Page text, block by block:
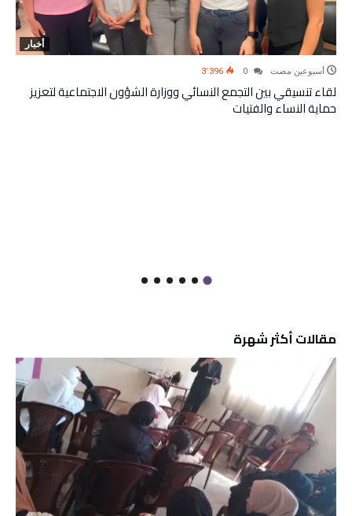
أخبار
‫‫‫‏‫أسبوعين مضت‬ 3٬396
لقاء تنسيقي بين التجمع النسائي ووزارة الشؤون الاجتماعية لتعزيز
حماية النساء والفتيات
مقالات أكثر شهرة